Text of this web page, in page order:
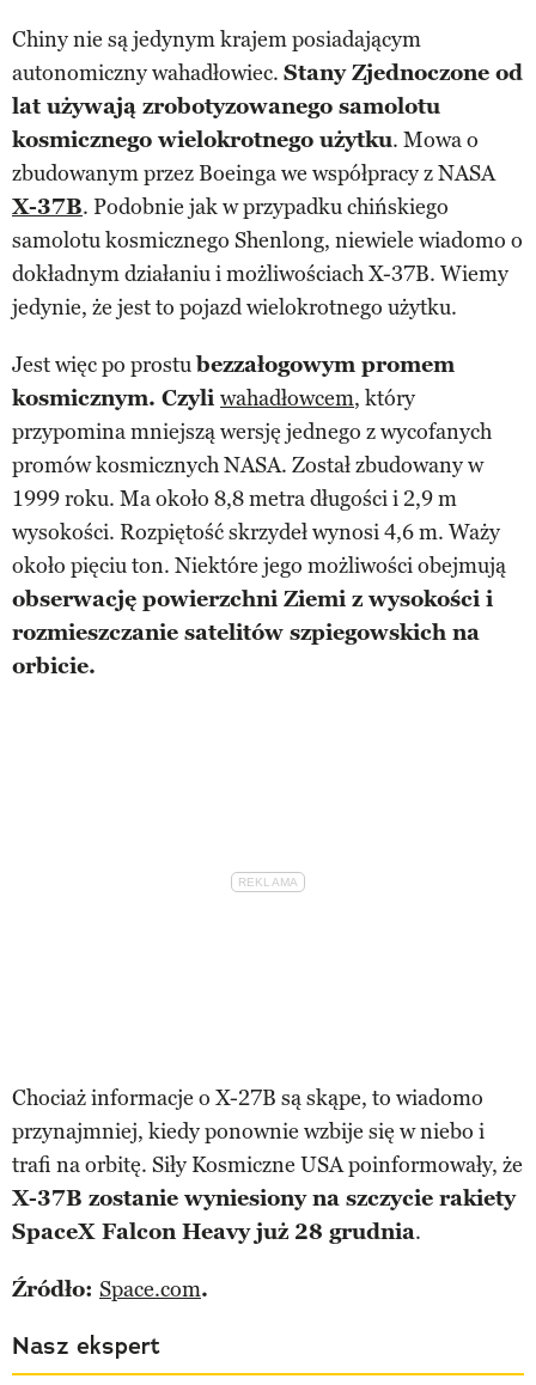
Chiny nie są jedynym krajem posiadającym
autonomiczny wahadłowiec. Stany Zjednoczone od
lat używają zrobotyzowanego samolotu
kosmicznego wielokrotnego użytku. Mowa o
zbudowanym przez Boeinga we współpracy z NASA
X-37B. Podobnie jak w przypadku chińskiego
samolotu kosmicznego Shenlong, niewiele wiadomo o
dokładnym działaniu i możliwościach X-37B. Wiemy
jedynie, że jest to pojazd wielokrotnego użytku.
Jest więc po prostubezzałogowym promem
kosmicznym. Czyli wahadłowcem, który
przypomina mniejszą wersję jednego z wycofanych
promów kosmicznych NASA. Został zbudowany w
1999 roku. Ma około 8,8 metra długości i 2,9 m
wysokości. Rozpiętość skrzydeł wynosi 4,6 m. Waży
około pięciu ton. Niektóre jego możliwości obejmują
obserwację powierzchni Ziemi z wysokości i
rozmieszczanie satelitów szpiegowskich na
orbicie.
Chociaż informacje o X-27B są skąpe, to wiadomo
przynajmniej, kiedy ponownie wzbije się w niebo i
trafi na orbitę. Siły Kosmiczne USA poinformowały, że
X-37B zostanie wyniesiony na szczycie rakiety
SpaceX Falcon Heavy już 28 grudnia.
Źródło: Space.com.
Nasz ekspert